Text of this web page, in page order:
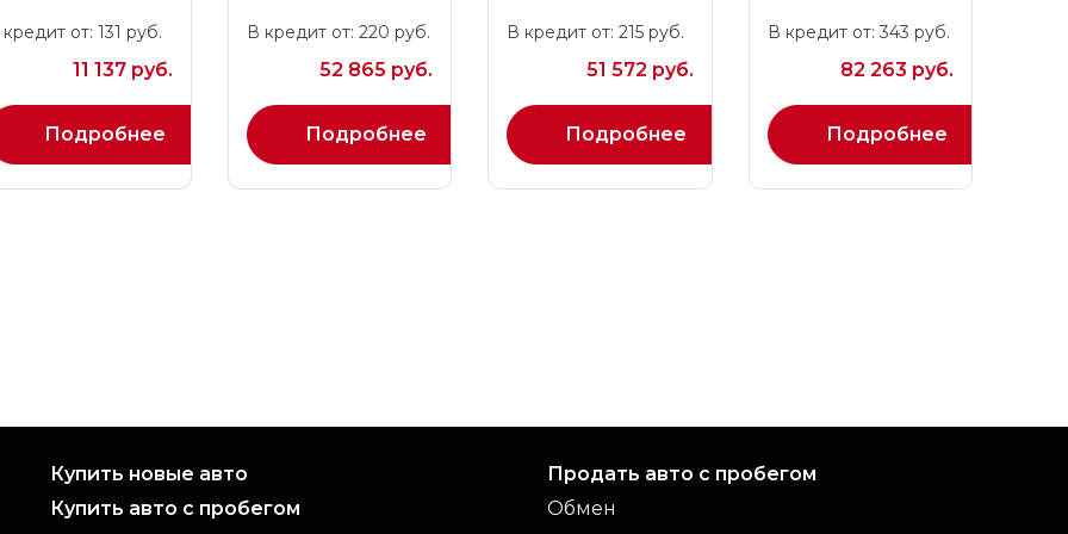
от: 131 руб.
11 137 руб.
Подробнее
В кредит от: 220 руб.
52 865 руб.
Подробнее
В кредит от: 215 руб.
51 572 руб.
Подробнее
В кредит от: 343 руб.
82 263 руб.
Подробнее
Купить новые авто
Купить авто с пробегом
Продать авто с пробегом
Обмен